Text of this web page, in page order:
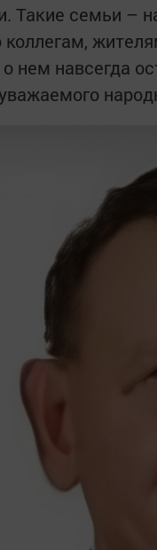
Такие семьи –
коллегам,
нем навсегда